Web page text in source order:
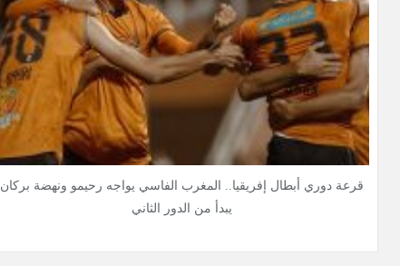
قرعة دوري أبطال إفريقيا.. المغرب الفاسي يواجه رحيمو ونهضة بركان
يبدأ من الدور الثاني